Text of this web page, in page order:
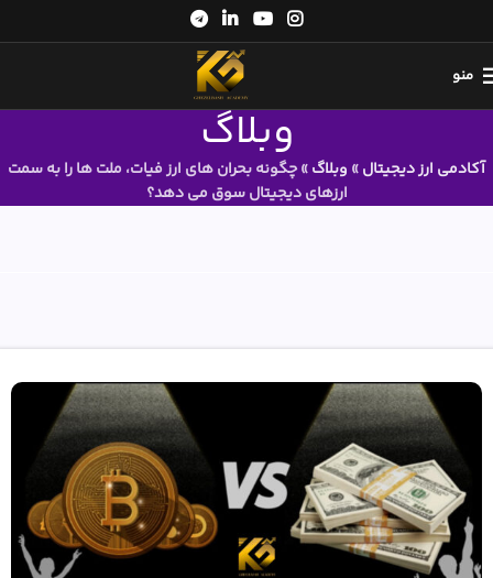
منو
وبلاگ
آکادمی ارز دیجیتال» وبلاگ»چگونه بحران های ارز فیات، ملت ها را به سمت
ارزهای دیجیتال سوق می دهد؟